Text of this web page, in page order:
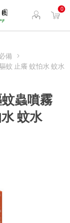
0
備
蚊 止癢 蚊怕水 蚊水
蟲噴霧
蚊水